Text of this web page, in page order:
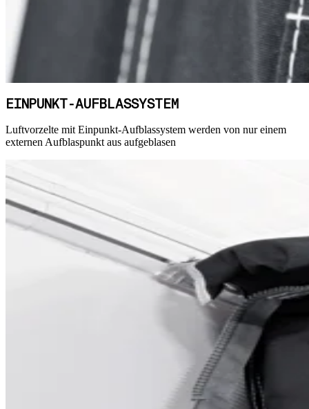
EINPUNKT-AUFBLASSYSTEM
Luftvorzelte mit Einpunkt-Aufblassystem werden von nur einem
externen Aufblaspunkt aus aufgeblasen